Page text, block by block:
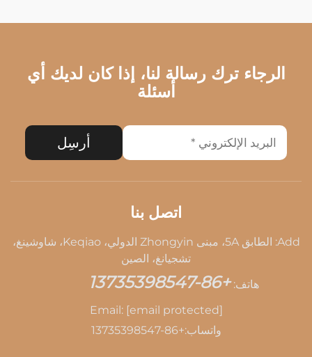
الرجاء ترك رسالة لنا، إذا كان لديك أي
أسئلة
أرسِل
اتصل بنا
Add: الطابق 5A، مبنى Zhongyin الدولي، Keqiao، شاوشينغ،
تشجيانغ، الصين
هاتف: +86-13735398547
Email: [email protected]
واتساب:+86-13735398547